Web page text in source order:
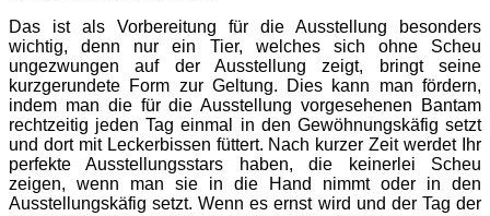
Das ist als Vorbereitung für die Ausstellung besonders
wichtig, denn nur ein Tier, welches sich ohne Scheu
ungezwungen auf der Ausstellung zeigt, bringt seine
kurzgerundete Form zur Geltung. Dies kann man fördern,
indem man die für die Ausstellung vorgesehenen Bantam
rechtzeitig jeden Tag einmal in den Gewöhnungskäfig setzt
und dort mit Leckerbissen füttert. Nach kurzer Zeit werdet Ihr
perfekte Ausstellungsstars haben, die keinerlei Scheu
zeigen, wenn man sie in die Hand nimmt oder in den
Ausstellungskäfig setzt. Wenn es ernst wird und der Tag der